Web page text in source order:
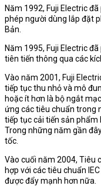
Năm 1992, Fuji Electric
phép người dùng lắp đặt
Bản.
Năm 1995, Fuji Electric
tiên tiến thông qua các
Vào năm 2001, Fuji
tiếp tục thu nhỏ và mô
hoặc ít hơn là bộ ngắt
ứng các tiêu chuẩn trong
tiếp tục cải tiến sản
Trong những năm gần
tốc.
Vào cuối năm 2004, Tiêu
hợp với các tiêu chuẩn
được đẩy mạnh hơn nữa.